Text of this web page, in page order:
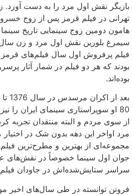
بازیگر نقش اول مرد را به دست آورد.
تهرانی در فیلم قرمز پس از زوج خسرو
هامون دومین زوج سینمایی تاریخ
فیلم پرفروش اول سال فیلم‌های قرمز
بودند که هر دو فیلم در شمار آثار
بوده‌اند.
80 او سوپراستاری سینمای ایران را
از سوی مردم و البته منتقدان تجربه
مرد اواخر این دهه بدون شک در
مجموعه‌ای از بهترین و مطرح‌ترین
جوان اول سینما خصوصاً در نقش‌های
سراسر ستایش‌شده‌اش در جاودان فیلم
فروتن توانسته در طی سال‌های اخیر